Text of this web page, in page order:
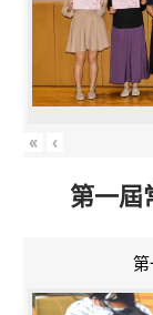
« ‹
第一
第